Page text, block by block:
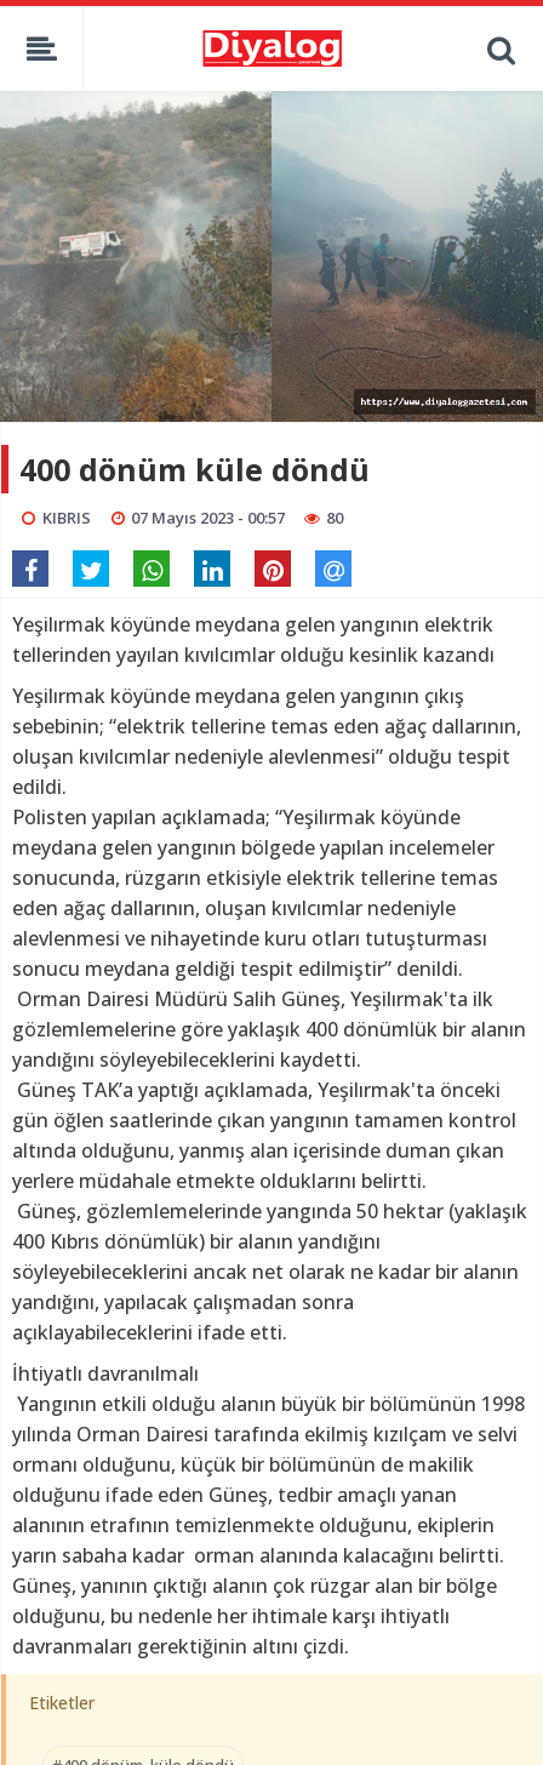
400 dönüm küle döndü
KIBRIS 07 Mayıs 2023 - 00:57 80
Yeşilırmak köyünde meydana gelen yangının elektrik
tellerinden yayılan kıvılcımlar olduğu kesinlik kazandı
Yeşilırmak köyünde meydana gelen yangının çıkış
sebebinin; “elektrik tellerine temas eden ağaç dallarının,
oluşan kıvılcımlar nedeniyle alevlenmesi” olduğu tespit
edildi.
Polisten yapılan açıklamada; “Yeşilırmak köyünde
meydana gelen yangının bölgede yapılan incelemeler
sonucunda, rüzgarın etkisiyle elektrik tellerine temas
eden ağaç dallarının, oluşan kıvılcımlar nedeniyle
alevlenmesi ve nihayetinde kuru otları tutuşturması
sonucu meydana geldiği tespit edilmiştir” denildi.
Orman Dairesi Müdürü Salih Güneş, Yeşilırmak'ta ilk
gözlemlemelerine göre yaklaşık 400 dönümlük bir alanın
yandığını söyleyebileceklerini kaydetti.
Güneş TAK’a yaptığı açıklamada, Yeşilırmak'ta önceki
gün öğlen saatlerinde çıkan yangının tamamen kontrol
altında olduğunu, yanmış alan içerisinde duman çıkan
yerlere müdahale etmekte olduklarını belirtti.
Güneş, gözlemlemelerinde yangında 50 hektar (yaklaşık
400 Kıbrıs dönümlük) bir alanın yandığını
söyleyebileceklerini ancak net olarak ne kadar bir alanın
yandığını, yapılacak çalışmadan sonra
açıklayabileceklerini ifade etti.
İhtiyatlı davranılmalı
Yangının etkili olduğu alanın büyük bir bölümünün 1998
yılında Orman Dairesi tarafında ekilmiş kızılçam ve selvi
ormanı olduğunu, küçük bir bölümünün de makilik
olduğunu ifade eden Güneş, tedbir amaçlı yanan
alanının etrafının temizlenmekte olduğunu, ekiplerin
yarın sabaha kadar orman alanında kalacağını belirtti.
Güneş, yanının çıktığı alanın çok rüzgar alan bir bölge
olduğunu, bu nedenle her ihtimale karşı ihtiyatlı
davranmaları gerektiğinin altını çizdi.
Etiketler